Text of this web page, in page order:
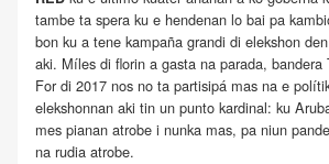
tambe ta spera ku e hendenan lo bai pa
bon ku a tene kampaña grandi di elekshon
aki. Míles di florin a gasta na parada, bandera
For di 2017 nos no ta partisipá mas na e
elekshonnan aki tin un punto kardinal: ku
mes pianan atrobe i nunka mas, pa niun
na rudia atrobe.